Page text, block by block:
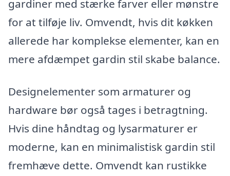
gardiner med stærke farver eller mønstre
for at tilføje liv. Omvendt, hvis dit køkken
allerede har komplekse elementer, kan en
mere afdæmpet gardin stil skabe balance.
Designelementer som armaturer og
hardware bør også tages i betragtning.
Hvis dine håndtag og lysarmaturer er
moderne, kan en minimalistisk gardin stil
fremhæve dette. Omvendt kan rustikke